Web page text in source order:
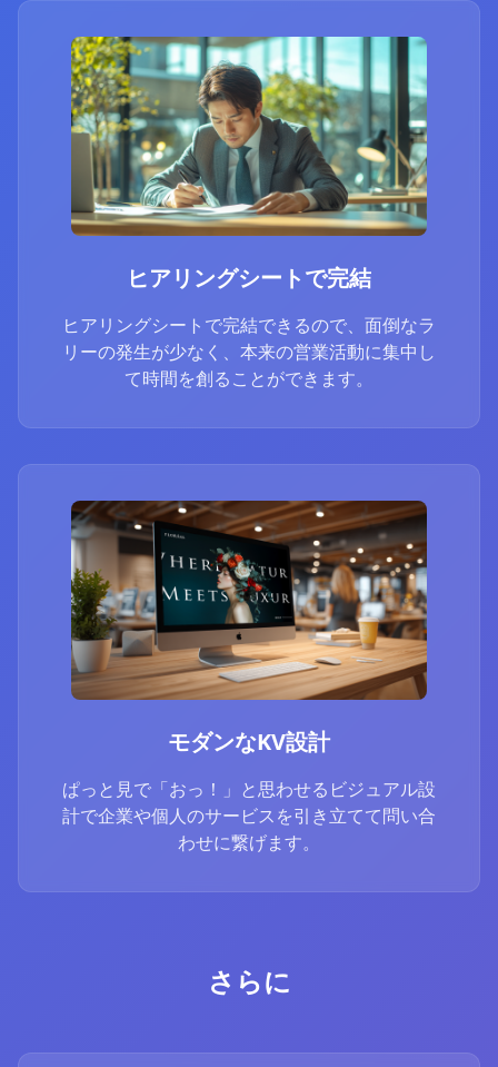
ヒアリングシートで完結
ヒアリングシートで完結できるので、面倒なラ
リーの発生が少なく、本来の営業活動に集中し
て時間を創ることができます。
モダンなKV設計
ぱっと見で「おっ！」と思わせるビジュアル設
計で企業や個人のサービスを引き立てて問い合
わせに繋げます。
さらに